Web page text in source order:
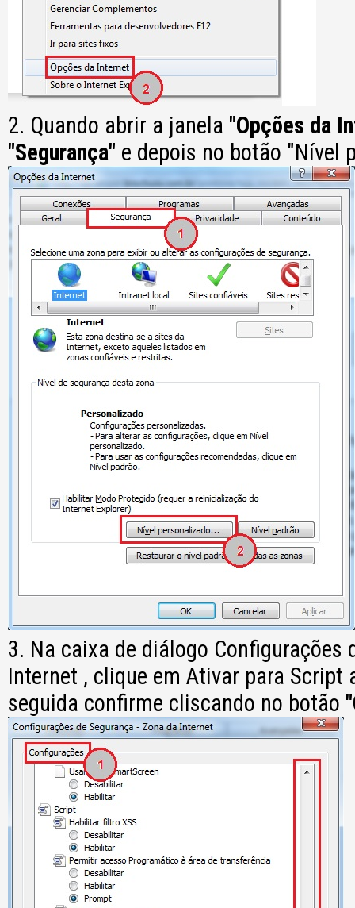
2. Quando abrir a janela "Opções da
"Segurança" e depois no botão "Nível
3. Na caixa de diálogo Configurações
Internet , clique em Ativar para Script
seguida confirme cliscando no botão